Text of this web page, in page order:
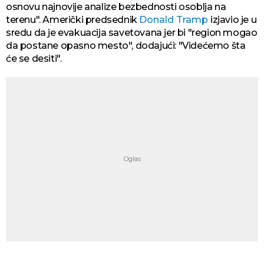
osnovu najnovije analize bezbednosti osoblja na
terenu". Američki predsednik Donald Tramp izjavio je u
sredu da je evakuacija savetovana jer bi "region mogao
da postane opasno mesto", dodajući: "Videćemo šta
će se desiti".